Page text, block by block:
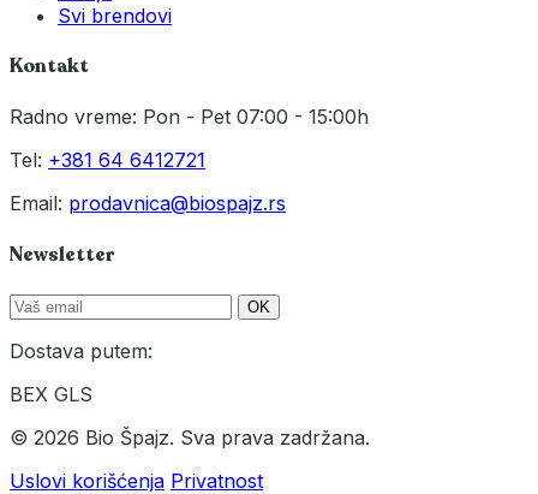
Svi brendovi
Kontakt
Radno vreme: Pon - Pet 07:00 - 15:00h
Tel: +381 64 6412721
Email: prodavnica@biospajz.rs
Newsletter
OK
Dostava putem:
BEX GLS
© 2026 Bio Špajz. Sva prava zadržana.
Uslovi korišćenja Privatnost